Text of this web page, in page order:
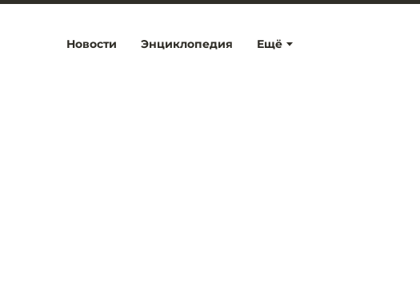
Ещё
Новости Энциклопедия